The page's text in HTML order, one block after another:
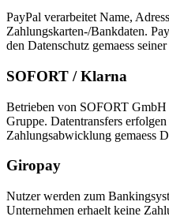
PayPal verarbeitet Name,
Zahlungskarten-/Bankdaten.
den Datenschutz gemaess
SOFORT / Klarna
Betrieben von SOFORT
Gruppe. Datentransfers
Zahlungsabwicklung gemaess
Giropay
Nutzer werden zum
Unternehmen erhaelt keine